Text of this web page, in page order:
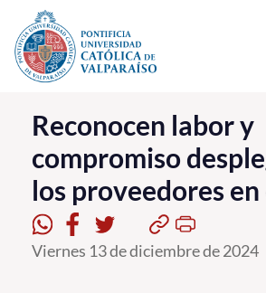
Click acá para ir directamente al contenido
La Universidad
Investigación, Creación e Innovación
PUCV Internacional
Vinculación con el Medio
Reconocen labor y
compromiso
los proveedores
Viernes 13 de diciembre de 2024